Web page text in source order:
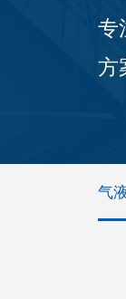
专
方
气